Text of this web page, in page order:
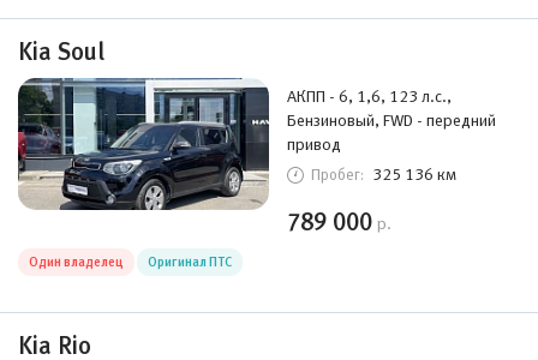
Kia Soul
АКПП - 6, 1,6, 123 л.с.,
Бензиновый, FWD - передний
привод
Пробег: 325 136 км
789 000 р.
Один владелец Оригинал ПТС
Kia Rio